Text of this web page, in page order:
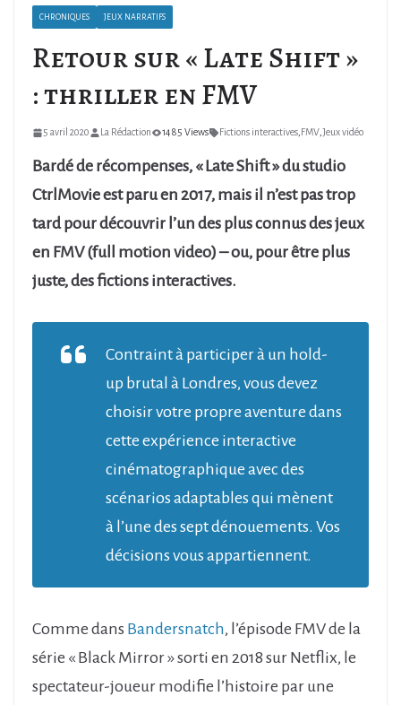
CHRONIQUES JEUX NARRATIFS
Retour sur « Late Shift »
: thriller en FMV
5 avril 2020 La Rédaction 1485 Views Fictions interactives FMV Jeux vidéo
Bardé de récompenses, « Late Shift » du studio
CtrlMovie est paru en 2017, mais il n’est pas trop
tard pour découvrir l’un des plus connus des jeux
en FMV (full motion video) – ou, pour être plus
juste, des fictions interactives.
Contraint à participer à un hold-
up brutal à Londres, vous devez
choisir votre propre aventure dans
cette expérience interactive
cinématographique avec des
scénarios adaptables qui mènent
à l’une des sept dénouements. Vos
décisions vous appartiennent.
Comme dans Bandersnatch, l’épisode FMV de la
série « Black Mirror » sorti en 2018 sur Netflix, le
spectateur-joueur modifie l’histoire par une